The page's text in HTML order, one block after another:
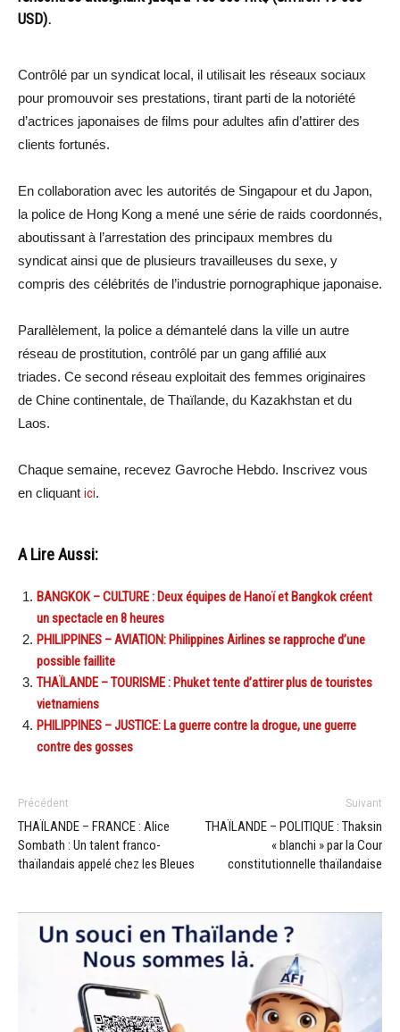
USD).
Contrôlé par un syndicat local, il utilisait les réseaux sociaux
pour promouvoir ses prestations, tirant parti de la notoriété
d’actrices japonaises de films pour adultes afin d’attirer des
clients fortunés.
En collaboration avec les autorités de Singapour et du Japon,
la police de Hong Kong a mené une série de raids coordonnés,
aboutissant à l’arrestation des principaux membres du
syndicat ainsi que de plusieurs travailleuses du sexe, y
compris des célébrités de l’industrie pornographique japonaise.
Parallèlement, la police a démantelé dans la ville un autre
réseau de prostitution, contrôlé par un gang affilié aux
triades. Ce second réseau exploitait des femmes originaires
de Chine continentale, de Thaïlande, du Kazakhstan et du
Laos.
Chaque semaine, recevez Gavroche Hebdo. Inscrivez vous
en cliquant ici.
A Lire Aussi:
BANGKOK – CULTURE : Deux équipes de Hanoï et Bangkok créent
un spectacle en 8 heures
PHILIPPINES – AVIATION: Philippines Airlines se rapproche d’une
possible faillite
THAÏLANDE – TOURISME : Phuket tente d’attirer plus de touristes
vietnamiens
PHILIPPINES – JUSTICE: La guerre contre la drogue, une guerre
contre des gosses
Précédent
THAÏLANDE – FRANCE : Alice
Sombath : Un talent franco-
thaïlandais appelé chez les Bleues
Suivant
THAÏLANDE – POLITIQUE : Thaksin
« blanchi » par la Cour
constitutionnelle thaïlandaise